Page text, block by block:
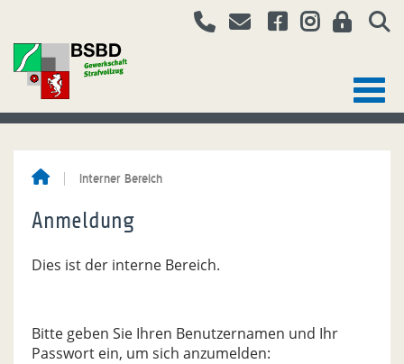
Interner Bereich
Anmeldung
Dies ist der interne Bereich.
Bitte geben Sie Ihren Benutzernamen und Ihr
Passwort ein, um sich anzumelden: